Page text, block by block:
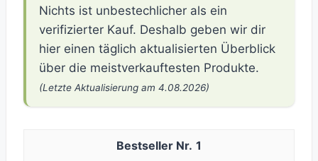
Nichts ist unbestechlicher als ein
verifizierter Kauf. Deshalb geben wir dir
hier einen täglich aktualisierten Überblick
über die meistverkauftesten Produkte.
(Letzte Aktualisierung am 4.08.2026)
1